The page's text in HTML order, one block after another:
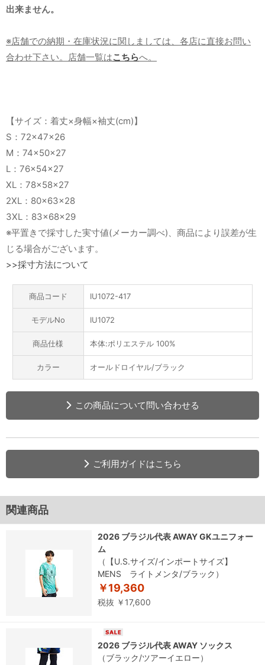
出来ません。
※店舗での納期・在庫状況に関しましては、各店に直接お問い
合わせ下さい。店舗一覧はこちらへ。
【サイズ：着丈×身幅×袖丈(cm)】
S：72×47×26
M：74×50×27
L：76×54×27
XL：78×58×27
2XL：80×63×28
3XL：83×68×29
※平置きで採寸した実寸値(メーカー調べ)、商品により誤差が生
じる場合がございます。
>>採寸方法について
商品コード IU1072-417
モデルNo IU1072
商品仕様 本体:ポリエステル 100%
カラー オールドロイヤル/ブラック
この商品について問い合わせる
ご利用ガイドはこちら
関連商品
2026 ブラジル代表 AWAY GKユニフォー
ム
（【U.S.サイズ/インポートサイズ】
MENS ライトメンタ/ブラック）
￥19,360
税抜 ￥17,600
2026 ブラジル代表 AWAY ソックス
（ブラック/ツアーイエロー）